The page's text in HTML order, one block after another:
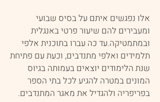
אלו נפגשים איתם על בסיס שבועי
ומעבירים להם שיעור פרטי באנגלית
ובמתמטיקה.עד כה עברו בתוכנית אלפי
תלמידים ואלפי מתנדבים, וכעת עם פתיחת
שנת הלימודים יוצאים בעמותה בגיוס
המונים במטרה להגיע לכל בתי הספר
בפריפריה ולהגדיל את מאגר המתנדבים.